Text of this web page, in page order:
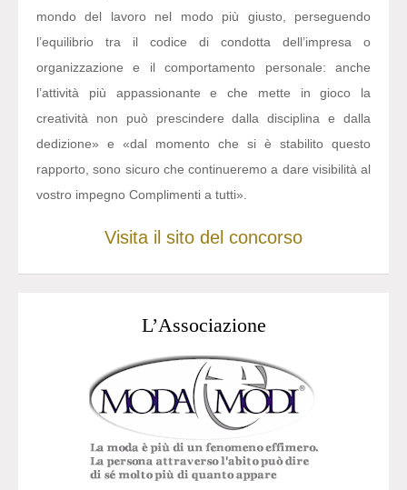
mondo del lavoro nel modo più giusto, perseguendo
l’equilibrio tra il codice di condotta dell’impresa o
organizzazione e il comportamento personale: anche
l’attività più appassionante e che mette in gioco la
creatività non può prescindere dalla disciplina e dalla
dedizione» e «dal momento che si è stabilito questo
rapporto, sono sicuro che continueremo a dare visibilità al
vostro impegno Complimenti a tutti».
Visita il sito del concorso
L’Associazione